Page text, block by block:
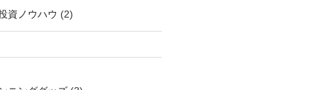
資ノウハウ (2)